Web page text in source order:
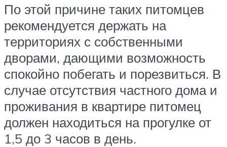
По этой причине таких питомцев
рекомендуется держать на
территориях с собственными
дворами, дающими возможность
спокойно побегать и порезвиться. В
случае отсутствия частного дома и
проживания в квартире питомец
должен находиться на прогулке от
1,5 до 3 часов в день.